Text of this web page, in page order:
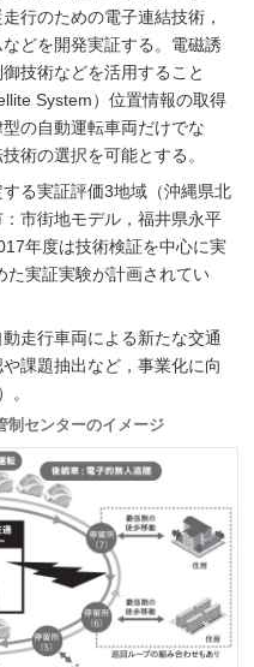
行のための電子連結技術，
どを開発実証する。電磁誘
技術などを活用すること
System）位置情報の取得
の自動運転車両だけでな
術の選択を可能とする。
る実証評価3地域（沖縄県北
市街地モデル，福井県永平
年度は技術検証を中心に実
た実証実験が計画されてい
走行車両による新たな交通
課題抽出など，事業化に向
。
制センターのイメージ